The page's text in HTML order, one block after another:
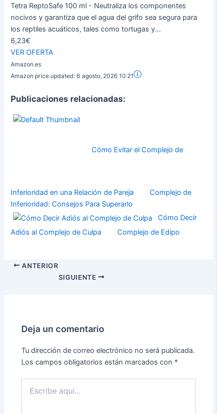
Tetra ReptoSafe 100 ml - Neutraliza los componentes
nocivos y garantiza que el agua del grifo sea segura para
los reptiles acuáticos, tales como tortugas y...
6,23€
VER OFERTA
Amazon.es
Amazon price updated:6 agosto, 2026 10:21
Publicaciones relacionadas:
Cómo Evitar el Complejo de
Inferioridad en una Relación de Pareja
Complejo de
Inferioridad: Consejos Para Superarlo
Cómo Decir
Adiós al Complejo de Culpa
Complejo de Edipo
ANTERIOR
SIGUIENTE
Deja un comentario
Tu dirección de correo electrónico no será publicada.
Los campos obligatorios están marcados con *
aquí...